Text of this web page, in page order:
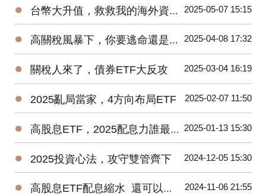
● 台幣大升值，救救我的海外資產！ 2025-05-07 15:15
● 高關稅風暴下，你要逃命還是加碼? 2025-04-08 17:32
● 關稅人來了，債券ETF大反攻 2025-03-04 16:19
● 2025亂局當家，4方向布局ETF 2025-02-07 11:50
● 高股息ETF，2025配息力誰最強? 2025-01-13 15:30
● 2025投資心法，攻守雙管齊下 2024-12-05 15:30
● 高股息ETF配息縮水 還可以買嗎? 2024-11-06 21:55